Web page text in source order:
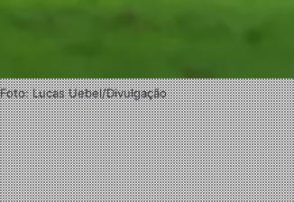
Foto: Lucas Uebel/Divulgação